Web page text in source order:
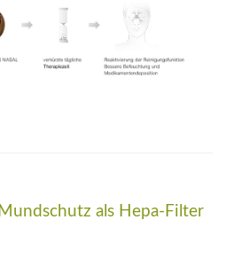
als Hepa-Filter